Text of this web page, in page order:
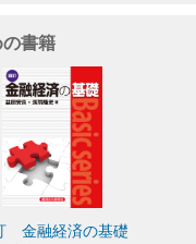
書籍
金融経済の基礎